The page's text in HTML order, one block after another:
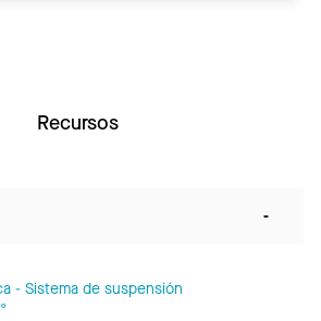
Recursos
-
- Sistema de suspensión